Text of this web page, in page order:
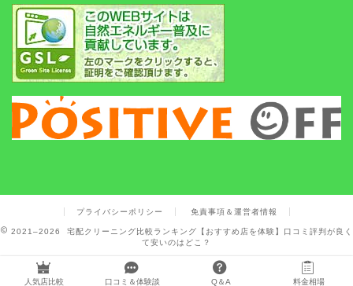
プライバシーポリシー 免責事項＆運営者情報
2021–2026 宅配クリーニング比較ランキング【おすすめ店を体験】口コミ評判が良く
て安いのはどこ？
人気店比較 口コミ＆体験談 Q＆A 料金相場